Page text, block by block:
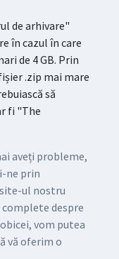
de arhivare"
în cazul în care
de 4 GB. Prin
.zip mai mare
să
fi "The
aveți probleme,
ne prin
ul nostru
despre
vom putea
vă oferim o